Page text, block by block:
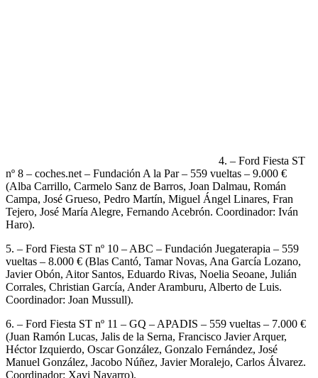
4. – Ford Fiesta ST
nº 8 – coches.net – Fundación A la Par – 559 vueltas – 9.000 €
(Alba Carrillo, Carmelo Sanz de Barros, Joan Dalmau, Román
Campa, José Grueso, Pedro Martín, Miguel Ángel Linares, Fran
Tejero, José María Alegre, Fernando Acebrón. Coordinador: Iván
Haro).
5. – Ford Fiesta ST nº 10 – ABC – Fundación Juegaterapia – 559
vueltas – 8.000 € (Blas Cantó, Tamar Novas, Ana García Lozano,
Javier Obón, Aitor Santos, Eduardo Rivas, Noelia Seoane, Julián
Corrales, Christian García, Ander Aramburu, Alberto de Luis.
Coordinador: Joan Mussull).
6. – Ford Fiesta ST nº 11 – GQ – APADIS – 559 vueltas – 7.000 €
(Juan Ramón Lucas, Jalis de la Serna, Francisco Javier Arquer,
Héctor Izquierdo, Oscar González, Gonzalo Fernández, José
Manuel González, Jacobo Núñez, Javier Moralejo, Carlos Álvarez.
Coordinador: Xavi Navarro).